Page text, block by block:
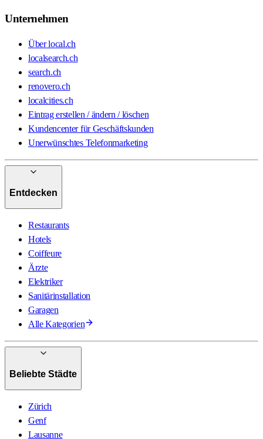
Unternehmen
Über local.ch
localsearch.ch
search.ch
renovero.ch
localcities.ch
Eintrag erstellen / ändern / löschen
Kundencenter für Geschäftskunden
Unerwünschtes Telefonmarketing
Entdecken
Restaurants
Hotels
Coiffeure
Ärzte
Elektriker
Sanitärinstallation
Garagen
Alle Kategorien
Beliebte Städte
Zürich
Genf
Lausanne